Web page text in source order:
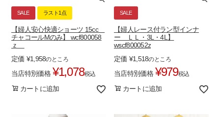
SALE ラスト1点
【婦人安心快適ショーツ 15cc
チャコールMのみ】 wcf800058
ｚ
定価 ¥1,958のところ
当店特別価格 ¥1,078税込
カートに追加
SALE
【婦人レース付ラン型インナ
ー ＬＬ・3L・4L】
wscf800052z
定価 ¥1,518のところ
当店特別価格 ¥979税込
カートに追加